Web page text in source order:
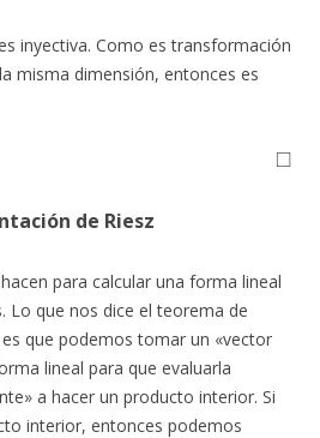
inyectiva. Como es transformación
misma dimensión, entonces es
de Riesz
para calcular una forma lineal
Lo que nos dice el teorema de
que podemos tomar un «vector
lineal para que evaluarla
a hacer un producto interior. Si
interior, entonces podemos